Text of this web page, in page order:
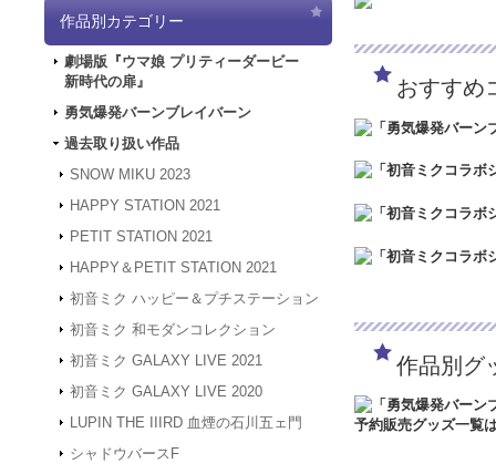
作品別カテゴリー
劇場版『ウマ娘 プリティーダービー
新時代の扉』
勇気爆発バーンブレイバーン
過去取り扱い作品
SNOW MIKU 2023
HAPPY STATION 2021
PETIT STATION 2021
HAPPY＆PETIT STATION 2021
初音ミク ハッピー＆プチステーション
初音ミク 和モダンコレクション
初音ミク GALAXY LIVE 2021
初音ミク GALAXY LIVE 2020
LUPIN THE IIIRD 血煙の石川五ェ門
シャドウバースF
2024.4.16
は4/30～5/2の間、
ど何卒よろしくお
2024.3.12「勇気爆
被災地の皆様の安
2023.12.27【年末
は、2024年1月4日
2023.4.16 【GW休
間、GW休業となり
2023.2.6
2022.1.19メンテナ
2022.1.7システム
アクセスできない
おすすめ
作品別グ